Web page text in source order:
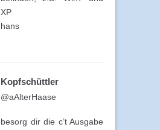
XP
hans
Kopfschüttler
@aAlterHaase
besorg dir die c’t Ausgabe